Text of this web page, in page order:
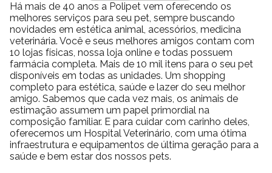
Há mais de 40 anos a Polipet vem oferecendo os
melhores serviços para seu pet, sempre buscando
novidades em estética animal, acessórios, medicina
veterinária. Você e seus melhores amigos contam com
10 lojas físicas, nossa loja online e todas possuem
farmácia completa. Mais de 10 mil itens para o seu pet
disponíveis em todas as unidades. Um shopping
completo para estética, saúde e lazer do seu melhor
amigo. Sabemos que cada vez mais, os animais de
estimação assumem um papel primordial na
composição familiar. E para cuidar com carinho deles,
oferecemos um Hospital Veterinário, com uma ótima
infraestrutura e equipamentos de última geração para a
saúde e bem estar dos nossos pets.